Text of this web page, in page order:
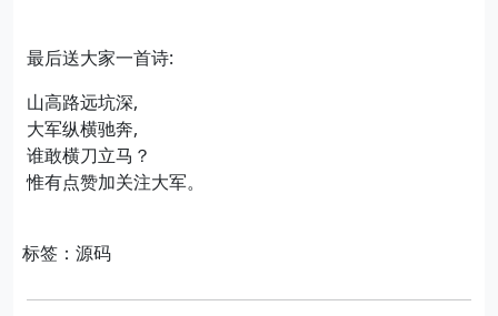
最后送大家一首诗:
山高路远坑深,
大军纵横驰奔,
谁敢横刀立马？
惟有点赞加关注大军。
标签：源码